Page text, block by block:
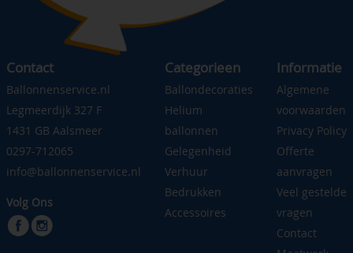
Contact
Ballonnenservice.nl
Legmeerdijk 327 F
1431 GB Aalsmeer
0297-712065
info@ballonnenservice.nl
Volg Ons
Categorieen
Ballondecoraties
Helium
ballonnen
Gelegenheid
Verhuur
Bedrukken
Accessoires
Informatie
Algemene
voorwaarden
Privacy Policy
Offerte
aanvragen
Veel gestelde
vragen
Contact